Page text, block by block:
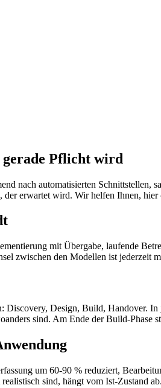
Pflicht wird
nach automatisierten
erwartet wird. Wir helfen Ihnen, hier
mit Übergabe, laufende
zwischen den Modellen ist jederzeit
Design, Build, Handover.
sind. Am Ende der Build-Phase
um 60-90 % reduziert,
sind, hängt vom Ist-Zustand ab.